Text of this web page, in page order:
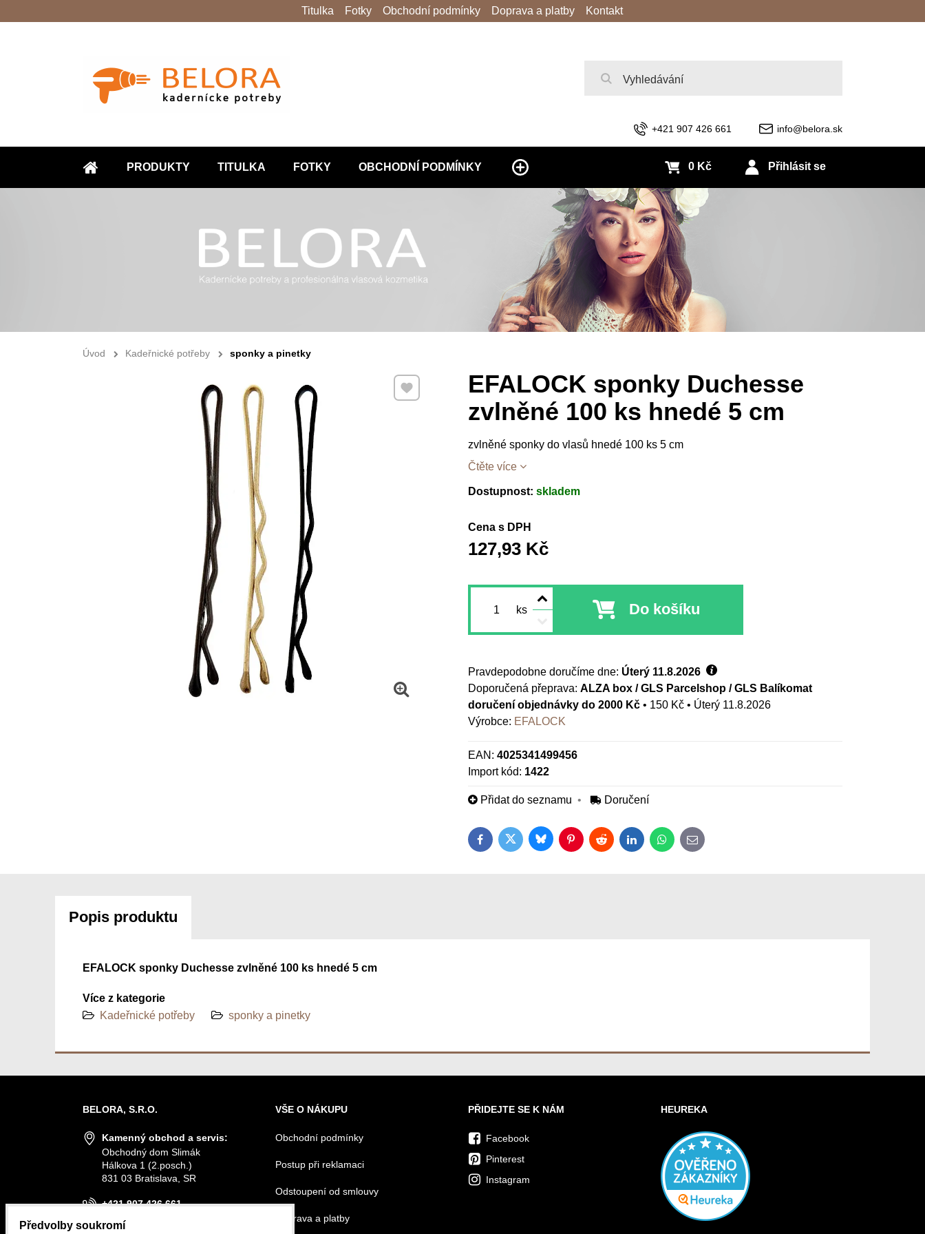
ÚVOD
PRODUKTY TITULKA FOTKY OBCHODNÍ PODMÍNKY
+421 907 426 661 info@belora.sk
Přihlásit se
0 Kč
Titulka Fotky Obchodní podmínky Doprava a platby Kontakt
Úvod Kadeřnické potřeby sponky a pinetky
EFALOCK sponky Duchesse
zvlněné 100 ks hnedé 5 cm
zvlněné sponky do vlasů hnedé 100 ks 5 cm
Čtěte více
Přidat k Oblíbeným
Dostupnost: skladem
Cena s DPH
127,93 Kč
ks Do košíku
Pravdepodobne doručíme dne: Úterý11.8.2026
ALZA box / GLS Parcelshop / GLS Balíkomat
doručení objednávky do 2000 Kč• 150 Kč • Úterý11.8.2026
Výrobce: EFALOCK
EAN: 4025341499456
Import kód: 1422
Přidat do seznamu Doručení
FacebookTwitterBlueskyPinterestRedditLinkedInWhatsApp
E-mail
Popis produktu
EFALOCK sponky Duchesse zvlněné 100 ks hnedé 5 cm
Více z kategorie
Kadeřnické potřeby
sponky a pinetky
BELORA, S.R.O.
Kamenný obchod a servis:
Obchodný dom Slimák
Hálkova 1 (2.posch.)
831 03 Bratislava, SR
+421 907 426 661
info@belora.sk
VŠE O NÁKUPU
Obchodní podmínky
Postup při reklamaci
Odstoupení od smlouvy
Doprava a platby
PŘIDEJTE SE K NÁM
Facebook
Pinterest
Instagram
HEUREKA
Předvolby soukromí